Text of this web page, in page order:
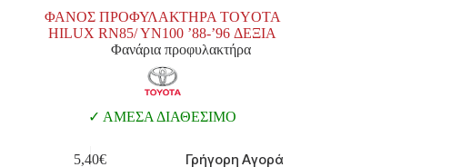
ΦΑΝΟΣ ΠΡΟΦΥΛΑΚΤΗΡΑ TOYOTA
HILUX RN85/ YN100 ’88-’96 ΔΕΞΙΑ
Φανάρια προφυλακτήρα
ΑΜΕΣΑ ΔΙΑΘΕΣΙΜΟ
5,40€ Γρήγορη Αγορά